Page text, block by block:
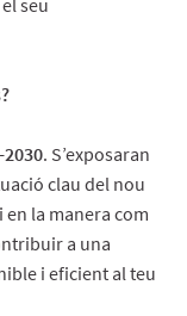
seu
. S’exposaran
clau del nou
la manera com
a una
i eficient al teu